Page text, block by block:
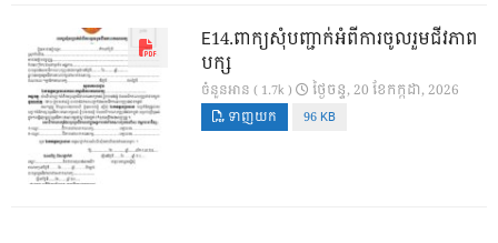
E14.ពាក្យសុំបញ្ជាក់អំពីការចូលរួមជីវភាព
បក្ស
ចំនួនអាន ( 1.7k ) ថ្ងៃ​ចន្ទ, 20 ខែ​កក្កដា, 2026
ទាញយក 96 KB